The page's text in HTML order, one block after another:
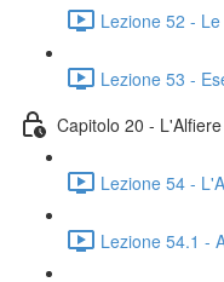
Lezione 52 -
Lezione 53 -
Capitolo 20 - L'Alfiere
Lezione 54 -
Lezione 54.1 -